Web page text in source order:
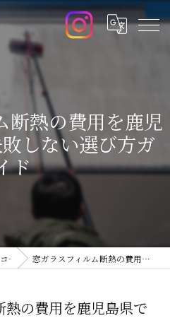
断熱の費用を鹿児
しない選び方ガ
ド
コラム 窓ガラスフィルム断熱の費用を鹿児島県で比較し失敗しない選び方ガイド
熱の費用を鹿児島県で